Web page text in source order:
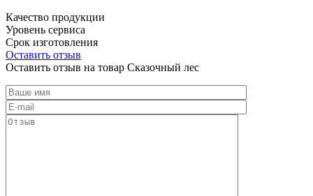
Качество продукции
Уровень сервиса
Срок изготовления
Оставить отзыв
Оставить отзыв на товар Сказочный лес